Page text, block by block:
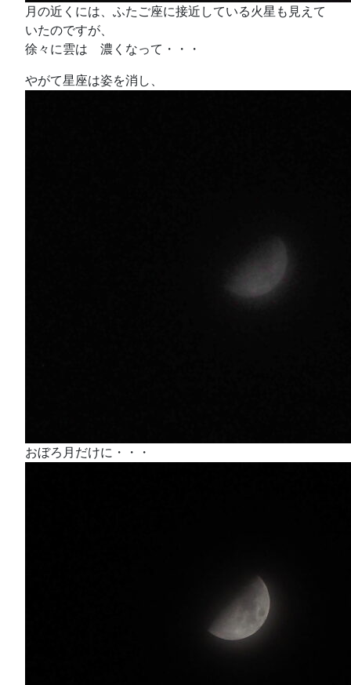
月の近くには、ふたご座に接近している火星も見えて
いたのですが、
徐々に雲は 濃くなって・・・
やがて星座は姿を消し、
おぼろ月だけに・・・